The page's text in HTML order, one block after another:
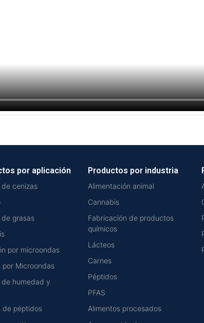
por aplicación
de cenizas
de grasas
por microondas
por Microondas
de humedad y
de péptidos
Productos por industria
Alimentación animal
Cannabis
Fabricación de productos
químicos
Lácteos
Carnes
Péptidos
PFAS
Alimentos procesados